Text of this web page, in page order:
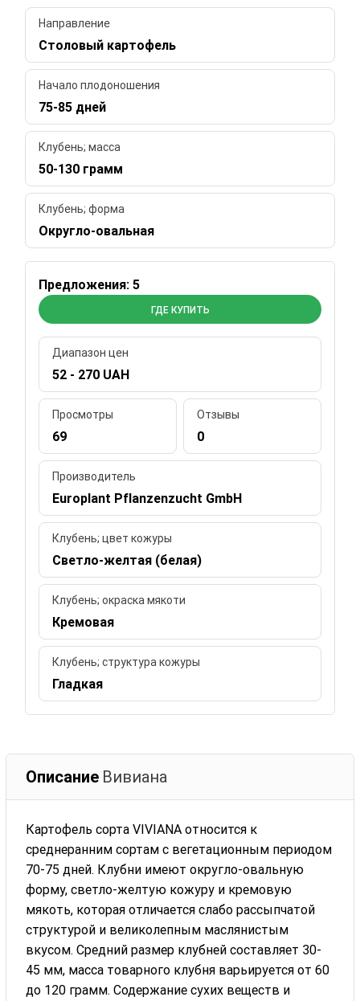
Направление
Столовый картофель
Начало плодоношения
75-85 дней
Клубень; масса
50-130 грамм
Клубень; форма
Округло-овальная
Предложения: 5
ГДЕ КУПИТЬ
Диапазон цен
52 - 270 UAH
Просмотры
69
Отзывы
0
Производитель
Europlant Pflanzenzucht GmbH
Клубень; цвет кожуры
Светло-желтая (белая)
Клубень; окраска мякоти
Кремовая
Клубень; структура кожуры
Гладкая
Описание Вивиана
Картофель сорта VIVIANA относится к
среднеранним сортам с вегетационным периодом
70-75 дней. Клубни имеют округло-овальную
форму, светло-желтую кожуру и кремовую
мякоть, которая отличается слабо рассыпчатой
структурой и великолепным маслянистым
вкусом. Средний размер клубней составляет 30-
45 мм, масса товарного клубня варьируется от 60
до 120 грамм. Содержание сухих веществ и